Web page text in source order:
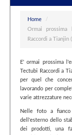
Contatti
Home /
Ormai prossima
Raccordi a Tianjin
E' ormai prossima
Tectubi Raccordi a
per quel che
lavorando per
varie attrezzature
Nelle foto a fianco
dell'esterno dello
dei prodotti, una